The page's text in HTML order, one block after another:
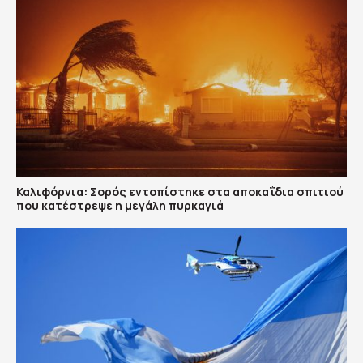
Καλιφόρνια: Σορός εντοπίστηκε στα αποκαΐδια σπιτιού
που κατέστρεψε η μεγάλη πυρκαγιά